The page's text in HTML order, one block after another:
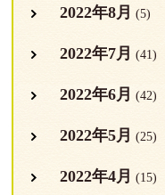
2022年8月 (5)
2022年7月 (41)
2022年6月 (42)
2022年5月 (25)
2022年4月 (15)